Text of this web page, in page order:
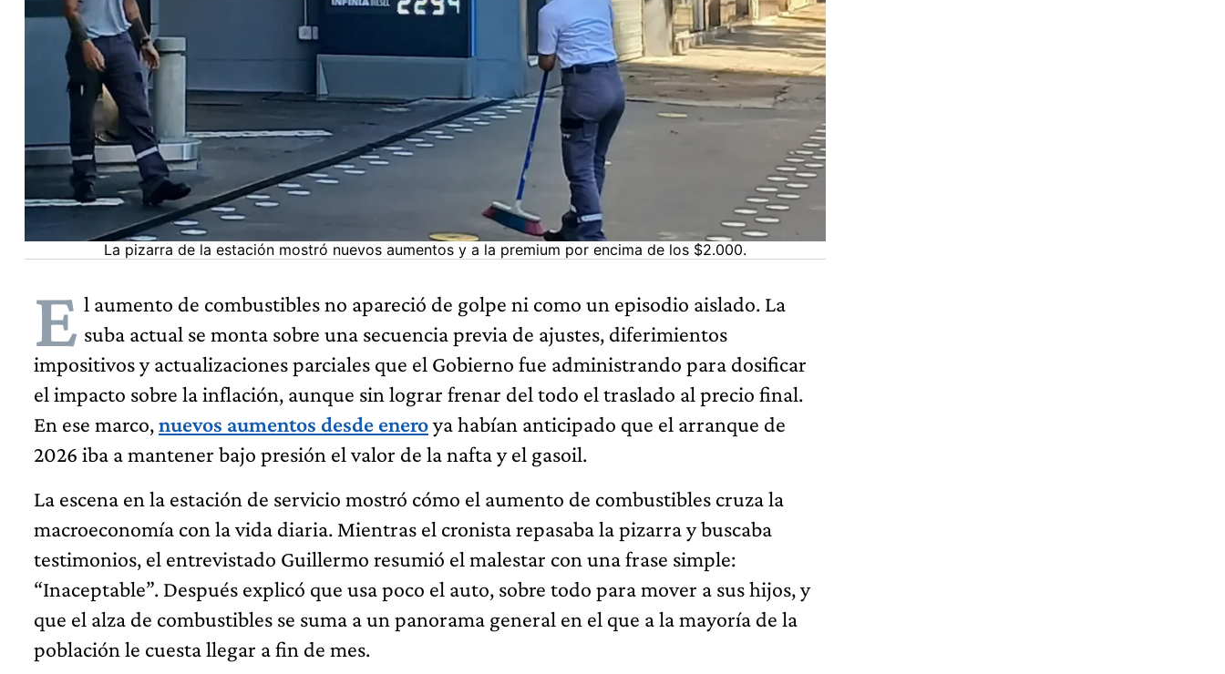
La pizarra de la estación mostró nuevos aumentos y a la premium por encima de los $2.000.
E l aumento de combustibles no apareció de golpe ni como un episodio aislado. La
suba actual se monta sobre una secuencia previa de ajustes, diferimientos
impositivos y actualizaciones parciales que el Gobierno fue administrando para dosificar
el impacto sobre la inflación, aunque sin lograr frenar del todo el traslado al precio final.
En ese marco,nuevos aumentos desde eneroya habían anticipado que el arranque de
2026 iba a mantener bajo presión el valor de la nafta y el gasoil.
La escena en la estación de servicio mostró cómo el aumento de combustibles cruza la
macroeconomía con la vida diaria. Mientras el cronista repasaba la pizarra y buscaba
testimonios, el entrevistado Guillermo resumió el malestar con una frase simple:
“Inaceptable”. Después explicó que usa poco el auto, sobre todo para mover a sus hijos, y
que el alza de combustibles se suma a un panorama general en el que a la mayoría de la
población le cuesta llegar a fin de mes.